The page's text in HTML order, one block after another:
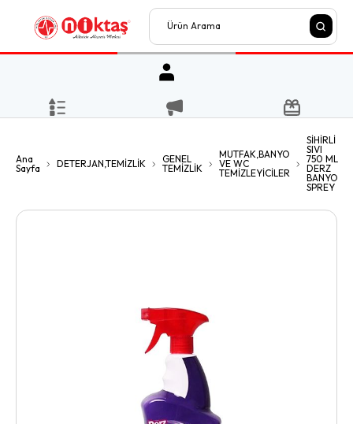
Ana
Sayfa
DETERJAN,TEMİZLİK
GENEL
TEMİZLİK
MUTFAK,BANYO
VE WC
TEMİZLEYİCİLER
SİHİRLİ
SIVI
750 ML
DERZ
BANYO
SPREY